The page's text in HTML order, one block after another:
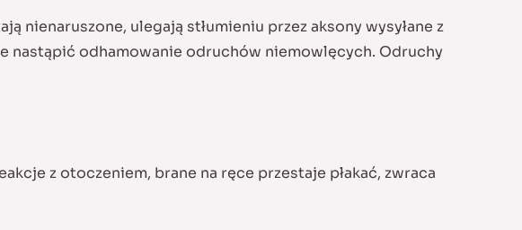
nienaruszone, ulegają stłumieniu przez aksony wysyłane z
nastąpić odhamowanie odruchów niemowlęcych. Odruchy
z otoczeniem, brane na ręce przestaje płakać, zwraca